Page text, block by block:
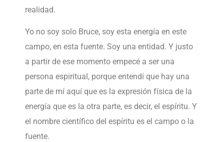
realidad.
Yo no soy solo Bruce, soy esta energía en este
campo, en esta fuente. Soy una entidad. Y justo
a partir de ese momento empecé a ser una
persona espiritual, porque entendí que hay una
parte de mí aquí que es la expresión física de la
energía que es la otra parte, es decir, el espíritu. Y
el nombre científico del espíritu es el campo o la
fuente.